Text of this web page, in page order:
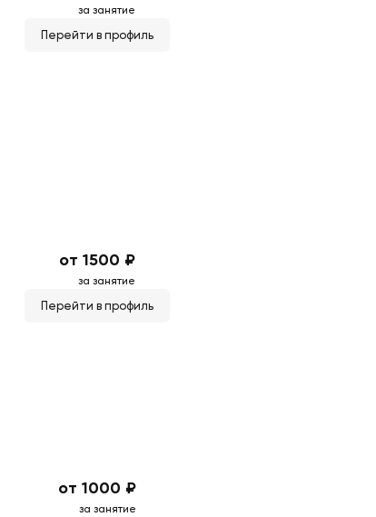
за занятие
Перейти в профиль
от 1500 ₽
за занятие
Перейти в профиль
от 1000 ₽
за занятие